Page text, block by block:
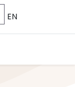
EN